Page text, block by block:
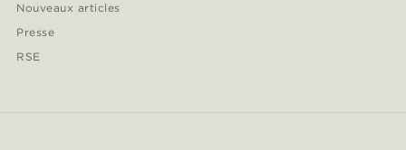
Nouveaux articles
Presse
RSE